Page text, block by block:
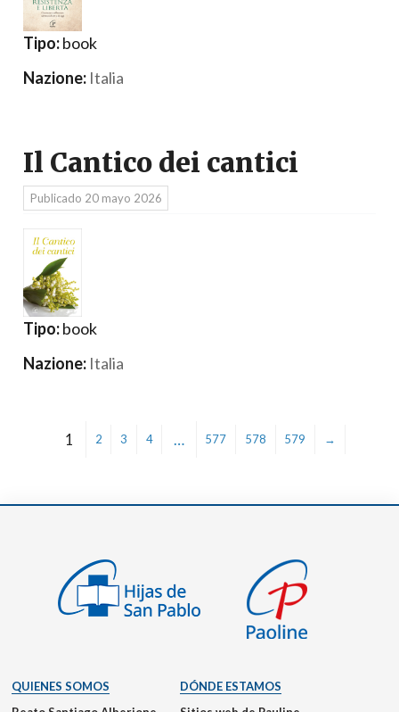
Tipo:book
Nazione: Italia
Il Cantico dei cantici
Publicado 20 mayo 2026
Tipo:book
Nazione: Italia
1 2 3 4 … 577 578 579 →
QUIENES SOMOS
DÓNDE ESTAMOS